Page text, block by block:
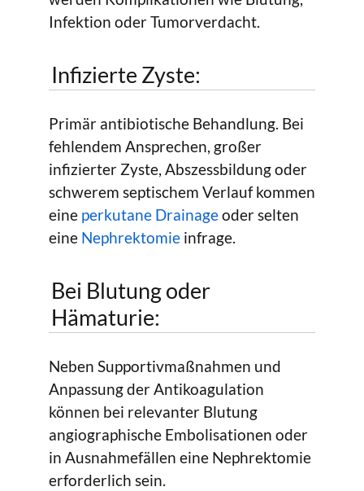
Infektion oder Tumorverdacht.
Infizierte Zyste:
Primär antibiotische Behandlung. Bei
fehlendem Ansprechen, großer
infizierter Zyste, Abszessbildung oder
schwerem septischem Verlauf kommen
eine perkutane Drainageoder selten
eine Nephrektomie infrage.
Bei Blutung oder
Hämaturie:
Neben Supportivmaßnahmen und
Anpassung der Antikoagulation
können bei relevanter Blutung
angiographische Embolisationen oder
in Ausnahmefällen eine Nephrektomie
erforderlich sein.